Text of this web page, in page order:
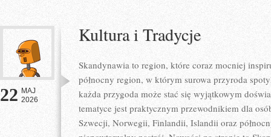
22 MAJ
2026
Kultura i Tradycje
Skandynawia to region, które coraz mocniej
północny region, w którym surowa przyroda
każda przygoda może stać się wyjątkowym
tematyce jest praktycznym przewodnikiem dla
Szwecji, Norwegii, Finlandii, Islandii oraz